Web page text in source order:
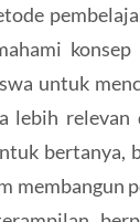
untuk
lebih relevan
bertanya,
membangun